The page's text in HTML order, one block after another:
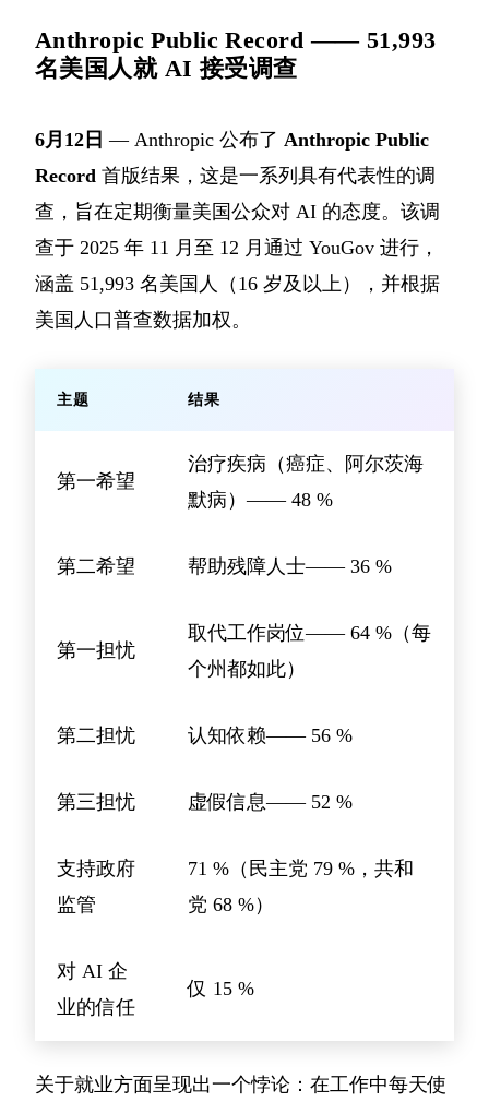
Anthropic Public Record —— 51,993
名美国人就 AI 接受调查
6月12日 — Anthropic 公布了 Anthropic Public
Record 首版结果，这是一系列具有代表性的调
查，旨在定期衡量美国公众对 AI 的态度。该调
查于 2025 年 11 月至 12 月通过 YouGov 进行，
涵盖 51,993 名美国人（16 岁及以上），并根据
美国人口普查数据加权。
主题 结果
第一希望
治疗疾病（癌症、阿尔茨海
默病）—— 48 %
第二希望 帮助残障人士—— 36 %
第一担忧
取代工作岗位—— 64 %（每
个州都如此）
第二担忧 认知依赖—— 56 %
第三担忧 虚假信息—— 52 %
支持政府
监管
71 %（民主党 79 %，共和
党 68 %）
对 AI 企
业的信任
仅 15 %
关于就业方面呈现出一个悖论：在工作中每天使